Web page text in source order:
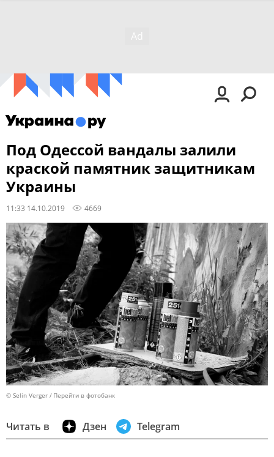
Под Одессой вандалы залили
краской памятник защитникам
Украины
11:33 14.10.2019 4669
© Selin Verger Перейти в фотобанк
Читать в Дзен Telegram